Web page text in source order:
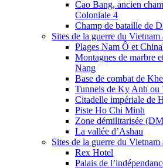
Cao Bang, ancien
Coloniale 4
Champ de bataille de
Sites de la guerre du
Plages Nam Ô et
Montagnes de marbre
Nang
Base de combat de
Tunnels de Ky Anh
Citadelle impériale de
Piste Ho Chi Minh
Zone démilitarisée
La vallée d’Ashau
Sites de la guerre du
Rex Hotel
Palais de